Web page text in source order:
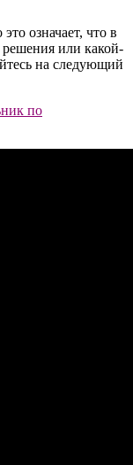
означает, что в
или какой-
на следующий
по